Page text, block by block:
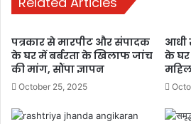
वाणिज्यिक प्रजाति क़े पौधे किसानों द्वारा
एकड़ से अधिक क्षेत्र में पेड़ लगाने पर 50
निवृत शिक्षक एवं स्काउटर का शाल एवं श्रीफल
इस अवसर पर नगर पालिका अध्यक्ष चित्तावर
सुमन योगेश वर्मा, उपाध्यक्ष ईशान वैष्णव, सरपंच
पत्रकार से मारपीट और संपादक
के घर में बर्बरता के खिलाफ जांच
की मांग, सौंपा ज्ञापन
October 25, 2025
आधी
के घर